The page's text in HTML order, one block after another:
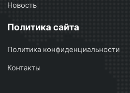
Новость
Политика сайта
Политика конфиденциальности
Контакты